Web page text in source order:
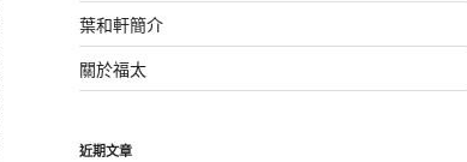
葉和軒簡介
關於福太
近期文章